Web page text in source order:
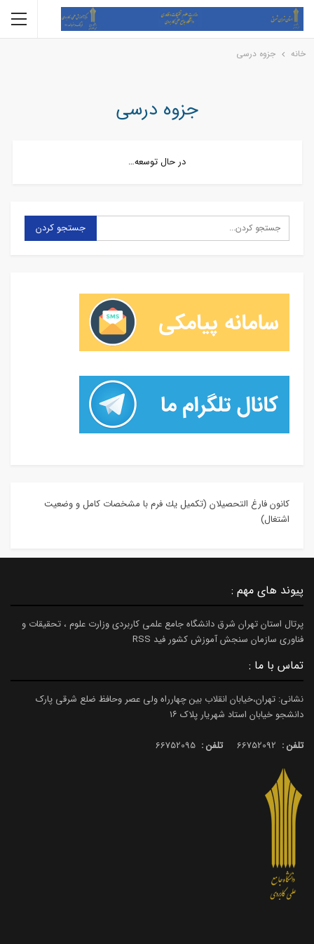
خانه جزوه درسی
جزوه درسی
در حال توسعه…
كانون فارغ التحصيلان (تكميل يك فرم با مشخصات كامل و وضعيت
اشتغال)
پیوند های مهم :
پرتال استان تهران شرق دانشگاه جامع علمی کاربردی وزارت علوم ، تحقیقات و
فناوری سازمان سنجش آموزش کشور فید RSS
تماس با ما :
نشانی: تهران،خیابان انقلاب بین چهارراه ولی عصر وحافظ ضلع شرقی پارک
دانشجو خیابان استاد شهریار پلاک ۱۶
تلفن : تلفن :